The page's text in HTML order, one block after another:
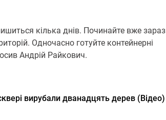
кілька днів. Починайте вже зараз
Одночасно готуйте контейнерні
Андрій Райкович.
вирубали дванадцять дерев (Відео)